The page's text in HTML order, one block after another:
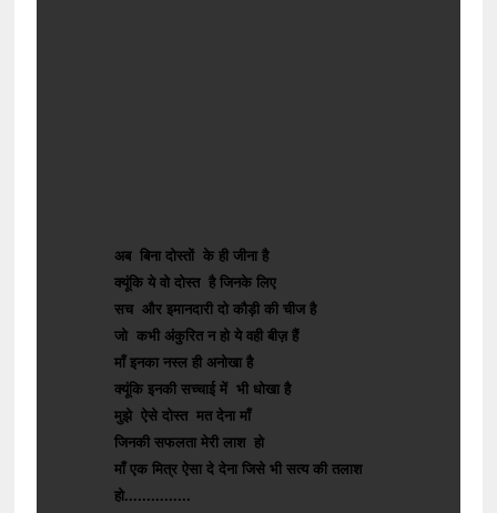
अब बिना दोस्तों के ही जीना है
क्यूंकि ये वो दोस्त है जिनके लिए
सच और इमानदारी दो कौड़ी की चीज है
जो कभी अंकुरित न हो ये वही बीज़ हैं
माँ इनका नस्ल ही अनोखा है
क्यूंकि इनकी सच्चाई में भी धोखा है
मुझे ऐसे दोस्त मत देना माँ
जिनकी सफलता मेरी लाश हो
माँ एक मित्र ऐसा दे देना जिसे भी सत्य की तलाश
हो...............